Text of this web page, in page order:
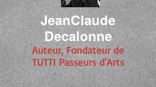
JeanClaude
Decalonne
Auteur, Fondateur de
TUTTI Passeurs d'Arts